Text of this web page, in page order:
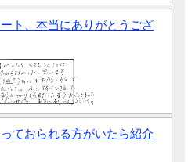
ト、本当にありがとうござ
ておられる方がいたら紹介